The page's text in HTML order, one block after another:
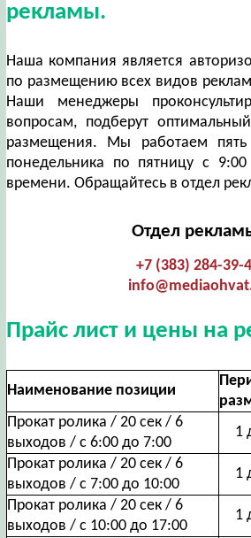
рекламы.
Наша компания является
по размещению всех видов
Наши менеджеры
вопросам, подберут
размещения. Мы работаем
понедельника по пятницу с
времени. Обращайтесь в отдел
Отдел
+7 (383) 284-39-
Прайс лист и цены на
Наименование позиции
Прокат ролика / 20 сек / 6
выходов / с 6:00 до 7:00
1
Прокат ролика / 20 сек / 6
выходов / с 7:00 до 10:00
1
Прокат ролика / 20 сек / 6
выходов / с 10:00 до 17:00
1